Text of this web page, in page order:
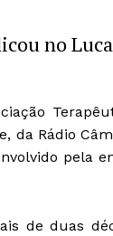
no
da Rádio
pela
de duas